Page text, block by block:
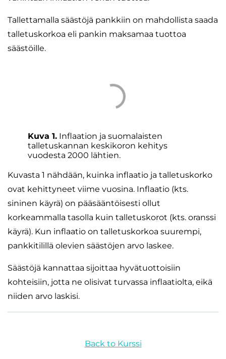
Tallettamalla säästöjä pankkiin on mahdollista saada
talletuskorkoa eli pankin maksamaa tuottoa
säästöille.
Kuva 1. Inflaation ja suomalaisten
talletuskannan keskikoron kehitys
vuodesta 2000 lähtien.
Kuvasta 1 nähdään, kuinka inflaatio ja talletuskorko
ovat kehittyneet viime vuosina. Inflaatio (kts.
sininen käyrä) on pääsääntöisesti ollut
korkeammalla tasolla kuin talletuskorot (kts. oranssi
käyrä). Kun inflaatio on talletuskorkoa suurempi,
pankkitilillä olevien säästöjen arvo laskee.
Säästöjä kannattaa sijoittaa hyvätuottoisiin
kohteisiin, jotta ne olisivat turvassa inflaatiolta, eikä
niiden arvo laskisi.
Back to Kurssi